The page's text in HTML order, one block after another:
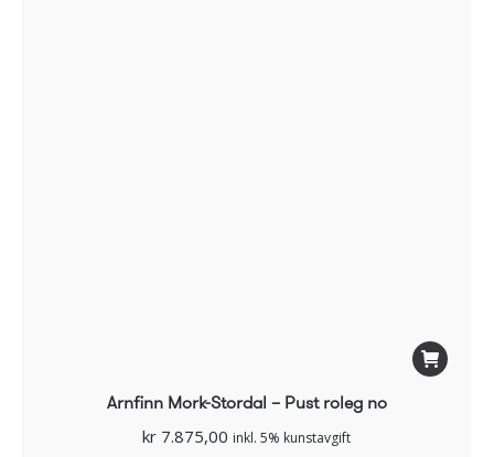
Arnfinn Mork-Stordal – Pust roleg no
kr 7.875,00 inkl. 5% kunstavgift